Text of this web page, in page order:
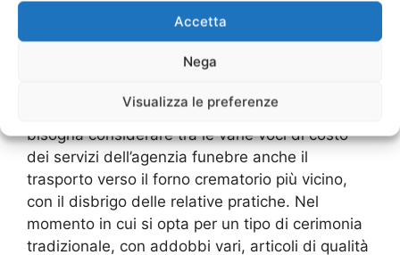
Accetta
Nega
Visualizza le preferenze
commemorare il defunto. Per cui un servizio
personalizzabile, ma che comunque consta di
alcuni passaggi in un certo senso obbligati
casi in cui fosse prevista la cremazione inoltre
bisogna considerare tra le varie voci di costo
dei servizi dell’agenzia funebre anche il
trasporto verso il forno crematorio più vicino,
con il disbrigo delle relative pratiche. Nel
momento in cui si opta per un tipo di cerimonia
tradizionale, con addobbi vari, articoli di qualità